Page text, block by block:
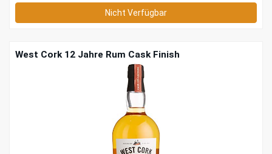
Nicht Verfügbar
West Cork 12 Jahre Rum Cask Finish